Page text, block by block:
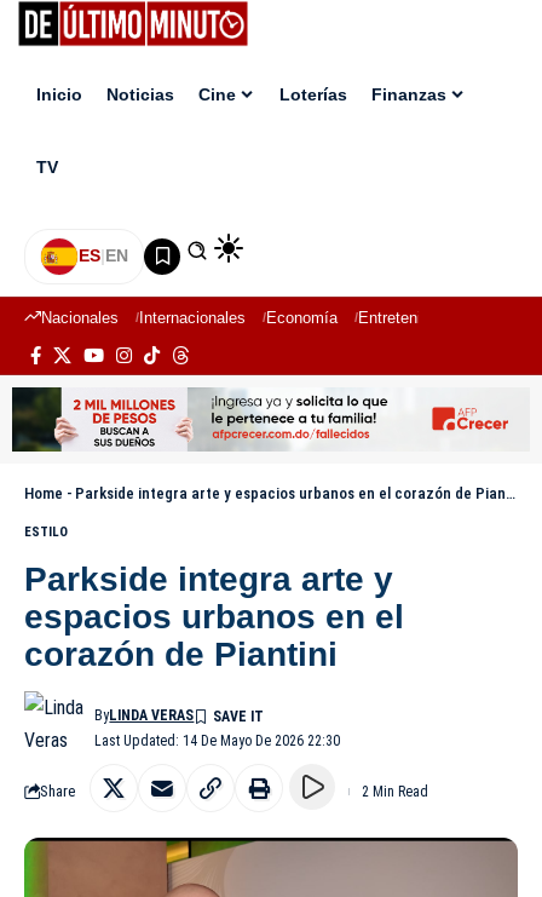
Inicio Noticias Cine Loterías Finanzas
TV
ES|EN
Nacionales Internacionales Economía Entretenimiento
Home - Parkside integra arte y espacios urbanos en el corazón de Piantini
ESTILO
Parkside integra arte y
espacios urbanos en el
corazón de Piantini
Last Updated: 14 De Mayo De 2026 22:30
ByLINDA VERAS
Share 2 Min Read